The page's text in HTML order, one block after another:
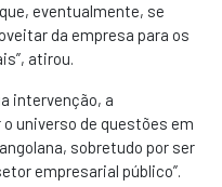
eventualmente, se
da empresa para os
atirou.
intervenção, a
universo de questões em
sobretudo por ser
empresarial público”.